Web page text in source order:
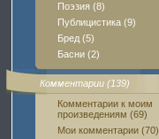
Поэзия (8)
Публицистика (9)
Бред (5)
Басни (2)
Комментарии (139)
Комментарии к моим
произведениям (69)
Мои комментарии (70)